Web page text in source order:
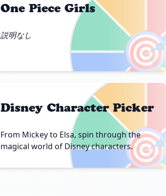
🎯
One Piece Girls
説明なし
🎯
Disney Character Picker
From Mickey to Elsa, spin through the
magical world of Disney characters.